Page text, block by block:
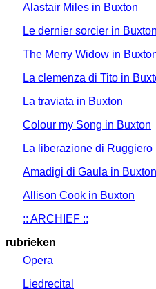
Alastair Miles in Buxton
Le dernier sorcier in Buxton
The Merry Widow in
La clemenza di Tito in
La traviata in Buxton
Colour my Song in Buxton
La liberazione di Ruggiero
Amadigi di Gaula in Buxton
Allison Cook in Buxton
:: ARCHIEF ::
rubrieken
Opera
Liedrecital